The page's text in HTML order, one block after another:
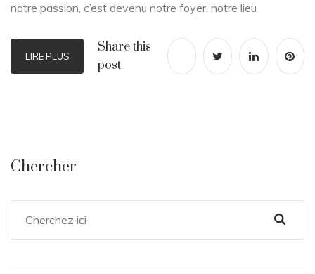
notre passion, c’est devenu notre foyer, notre lieu
LIRE PLUS
Share this
post
Chercher